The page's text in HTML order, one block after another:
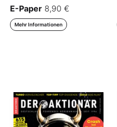
E-Paper 8,90 €
Mehr Informationen